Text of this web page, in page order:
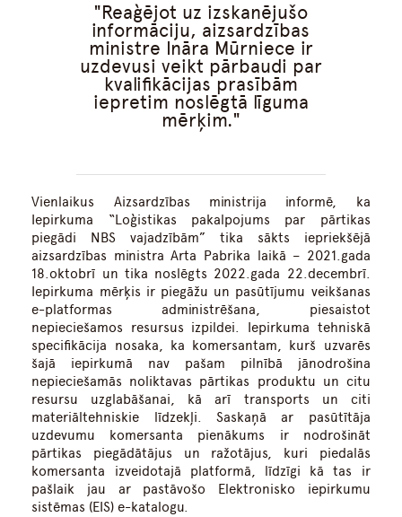
Reaģējot uz izskanējušo
informāciju, aizsardzības
ministre Ināra Mūrniece ir
uzdevusi veikt pārbaudi par
kvalifikācijas prasībām
iepretim noslēgtā līguma
mērķim.
Vienlaikus Aizsardzības ministrija informē, ka
Iepirkuma “Loģistikas pakalpojums par pārtikas
piegādi NBS vajadzībām” tika sākts iepriekšējā
aizsardzības ministra Arta Pabrika laikā – 2021.gada
18.oktobrī un tika noslēgts 2022.gada 22.decembrī.
Iepirkuma mērķis ir piegāžu un pasūtījumu veikšanas
e-platformas administrēšana, piesaistot
nepieciešamos resursus izpildei. Iepirkuma tehniskā
specifikācija nosaka, ka komersantam, kurš uzvarēs
šajā iepirkumā nav pašam pilnībā jānodrošina
nepieciešamās noliktavas pārtikas produktu un citu
resursu uzglabāšanai, kā arī transports un citi
materiāltehniskie līdzekļi. Saskaņā ar pasūtītāja
uzdevumu komersanta pienākums ir nodrošināt
pārtikas piegādātājus un ražotājus, kuri piedalās
komersanta izveidotajā platformā, līdzīgi kā tas ir
pašlaik jau ar pastāvošo Elektronisko iepirkumu
sistēmas (EIS) e-katalogu.